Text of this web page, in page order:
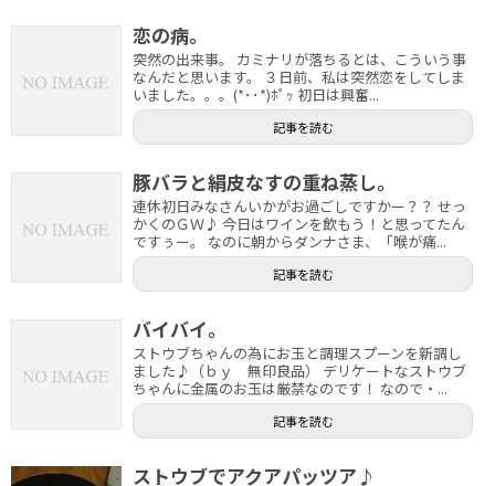
恋の病。
突然の出来事。 カミナリが落ちるとは、こういう事
なんだと思います。 ３日前、私は突然恋をしてしま
いました。。。(*･･*)ﾎﾟｯ 初日は興奮...
記事を読む
豚バラと絹皮なすの重ね蒸し。
連休初日みなさんいかがお過ごしですかー？？ せっ
かくのＧＷ♪ 今日はワインを飲もう！と思ってたん
ですぅー。 なのに朝からダンナさま、「喉が痛...
記事を読む
バイバイ。
ストウブちゃんの為にお玉と調理スプーンを新調し
ました♪（ｂｙ 無印良品） デリケートなストウブ
ちゃんに金属のお玉は厳禁なのです！ なので・...
記事を読む
ストウブでアクアパッツア♪